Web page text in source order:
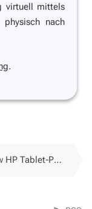
virtuell mittels
nach
.
PC 2710p bei jkOnTheRun